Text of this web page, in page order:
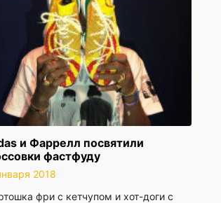
и Фаррелл посвятили
фастфуду
2018
фри с кетчупом и хот-доги с